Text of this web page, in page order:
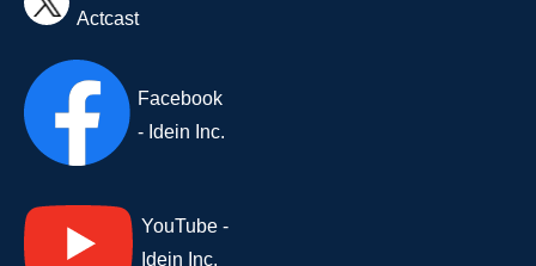
Actcast
Facebook
- Idein Inc.
YouTube -
Idein Inc.